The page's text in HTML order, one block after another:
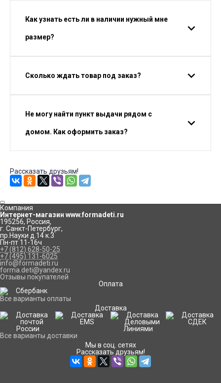
Как узнать есть ли в наличии нужный мне
размер?
Сколько ждать товар под заказ?
Не могу найти пункт выдачи рядом с
домом. Как оформить заказ?
Рассказать друзьям!
Компания
Интернет-магазин www.formadeti.ru
195256, Россия,
г. Санкт-Петербург,
пр.Науки д.14 к.3
Пн-пт 11-16ч
+7 (812) 628-50-25
+7 (495) 131-6025
info@formadeti.ru
forma.deti@yandex.ru
Отзывы покупателей
Оплата
Все варианты оплаты
Доставка
Все варианты доставки
Мы в соц. сетях
Рассказать друзьям!